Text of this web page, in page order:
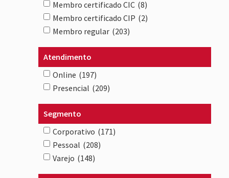
Membro certificado CIC (8)
Membro certificado CIP (2)
Membro regular (203)
Atendimento
Online (197)
Presencial (209)
Segmento
Corporativo (171)
Pessoal (208)
Varejo (148)